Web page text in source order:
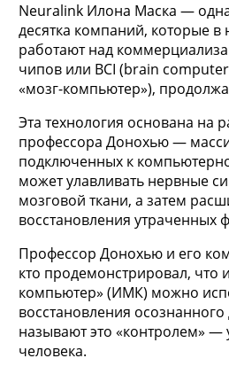
Neuralink Илона Маска —
десятка компаний, которые
работают над
чипов или BCI (brain
«мозг-компьютер»),
Эта технология основана на
профессора Донохью —
подключенных к
может улавливать нервные
мозговой ткани, а затем
восстановления утраченных
Профессор Донохью и его
кто продемонстрировал, что
компьютер» (ИМК) можно
восстановления
называют это «контролем» —
человека.